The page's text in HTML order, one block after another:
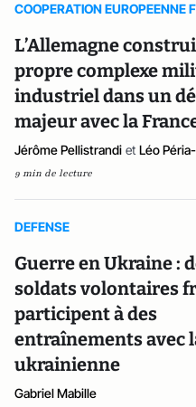
COOPERATION EUROPEENNE
L’Allemagne
propre complexe
industriel dans un
majeur avec la
Jérôme Pellistrandi et Léo
9 min de lecture
DEFENSE
Guerre en Ukraine :
soldats volontaires
participent à des
entraînements avec
ukrainienne
Gabriel Mabille